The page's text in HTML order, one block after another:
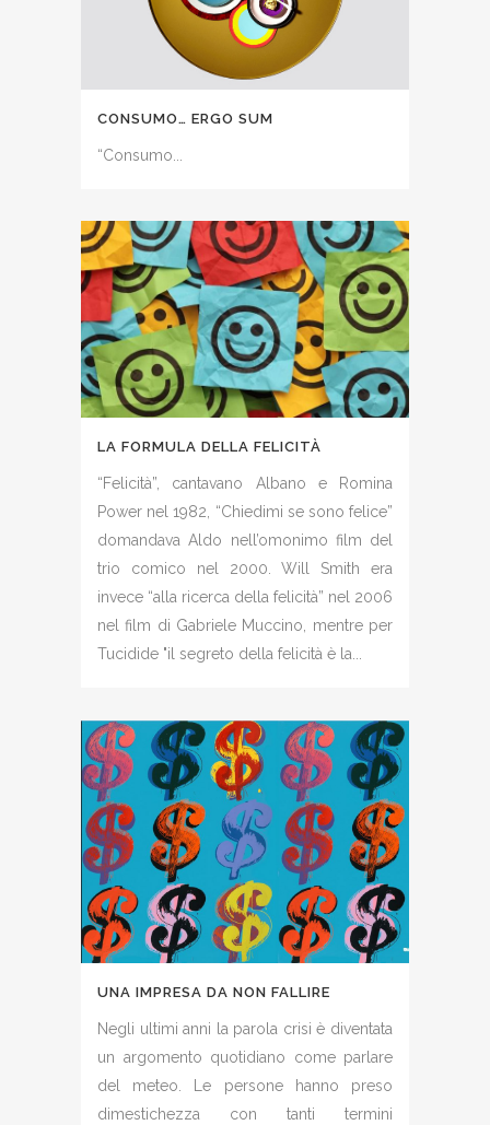
CONSUMO… ERGO SUM
“Consumo...
LA FORMULA DELLA FELICITÀ
“Felicità”, cantavano Albano e Romina
Power nel 1982, “Chiedimi se sono felice”
domandava Aldo nell’omonimo film del
trio comico nel 2000. Will Smith era
invece “alla ricerca della felicità” nel 2006
nel film di Gabriele Muccino, mentre per
Tucidide "il segreto della felicità è la...
UNA IMPRESA DA NON FALLIRE
Negli ultimi anni la parola crisi è diventata
un argomento quotidiano come parlare
del meteo. Le persone hanno preso
dimestichezza con tanti termini